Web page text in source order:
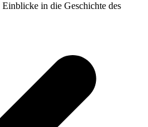
in die Geschichte des